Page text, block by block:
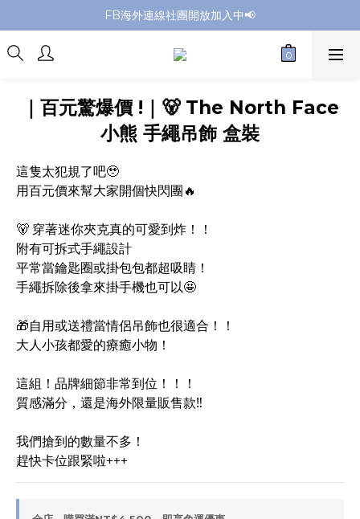
會員升級享更多優惠回饋✌️
FB海外連線社團開放加入中📢
全館購買滿NT$4,500，即享免運優惠
｜百元驚爆價 !｜🐻 The North Face
小熊 手繩吊飾 盒裝
這隻太犯規了吧🥹
用百元價來幫大家開個快閃團🔥
🐻 穿著迷你夾克真的可愛到炸！！
附有可拆式手繩設計
平常當鑰匙圈或掛包包都超吸睛！
手繩拆除後拿來掛手機也可以🤩
🎁自用或送禮當情侶吊飾也很適合！！
大人小孩都愛的療癒小物！
這組！品牌細節非常到位！！！
質感滿分，還是海外限量販售款‼️
我們搶到的數量不多！
趕快卡位跟緊啦+++